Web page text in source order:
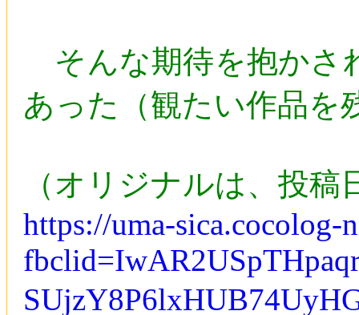
そんな期待を抱かさ
あった（観たい作品を
（オリジナルは、投
https://uma-